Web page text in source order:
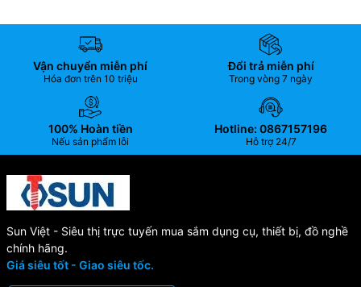
Vận chuyển miễn phí
Hóa đơn trên 10 triệu
Đổi trả miễn phí
Trong vòng 7 ngày
100% Hoàn tiền
Nếu sản phẩm lỗi
Hotline: 0867157196
Hỗ trợ 24/7
Sun Việt - Siêu thị trực tuyến mua sắm dụng cụ, thiết bị, đồ nghề
chính hãng.
Giá siêu tốt - Giao siêu tốc.